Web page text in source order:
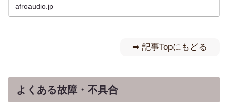
afroaudio.jp
➡︎ 記事Topにもどる
よくある故障・不具合